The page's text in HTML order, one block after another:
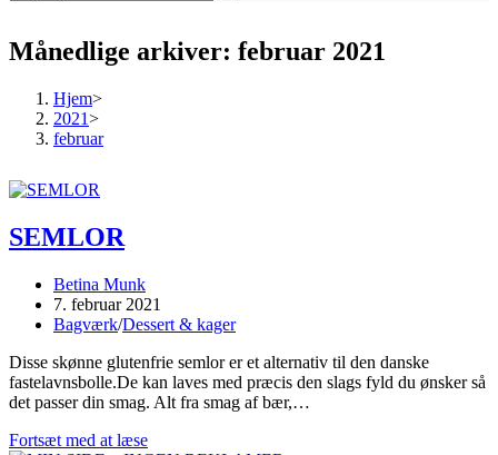
Månedlige arkiver: februar 2021
Hjem>
2021>
februar
SEMLOR
Post
author:
Betina Munk
Post
published:
7. februar 2021
Post
Bagværk/Dessert & kager
Disse skønne glutenfrie semlor er et alternativ til den danske
fastelavnsbolle.De kan laves med præcis den slags fyld du ønsker så
det passer din smag. Alt fra smag af bær,…
Fortsæt med at læseSEMLOR